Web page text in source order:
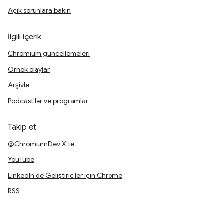
Açık sorunlara bakın
İlgili içerik
Chromium güncellemeleri
Örnek olaylar
Arşivle
Podcast'ler ve programlar
Takip et
@ChromiumDev X'te
YouTube
LinkedIn'de Geliştiriciler için Chrome
RSS